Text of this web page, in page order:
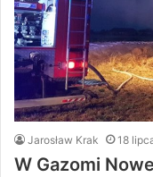
Jarosław Krak 18
W Gazomi